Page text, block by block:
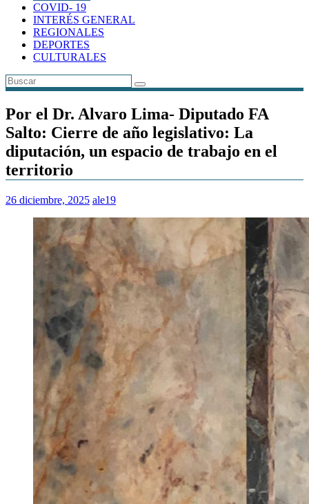
COVID- 19
INTERÉS GENERAL
REGIONALES
DEPORTES
CULTURALES
Por el Dr. Alvaro Lima- Diputado FA
Salto: Cierre de año legislativo: La
diputación, un espacio de trabajo en el
territorio
26 diciembre, 2025 ale19